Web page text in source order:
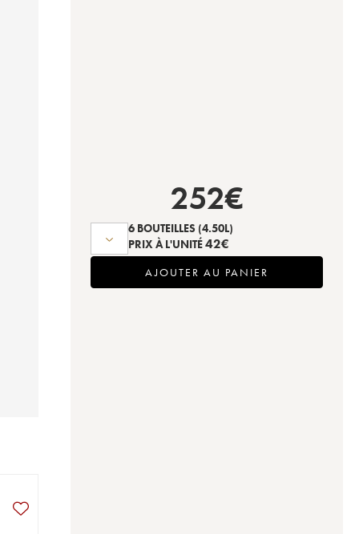
252€
6 BOUTEILLES (4.50L)
PRIX À L'UNITÉ42€
AJOUTER AU PANIER